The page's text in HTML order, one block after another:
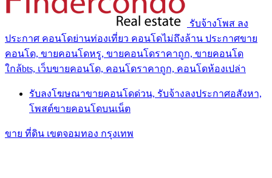
รับจ้างโพส ลง
ประกาศ คอนโดย่านท่องเที่ยว คอนโดไม่ถึงล้าน ประกาศขาย
คอนโด, ขายคอนโดหรู, ขายคอนโดราคาถูก, ขายคอนโด
ใกล้bts, เว็บขายคอนโด, คอนโดราคาถูก, คอนโดห้องเปล่า
รับลงโฆษณาขายคอนโดด่วน, รับจ้างลงประกาศอสังหา,
โพสต์ขายคอนโดบนเน็ต
ขาย ที่ดิน เขตจอมทอง กรุงเทพ